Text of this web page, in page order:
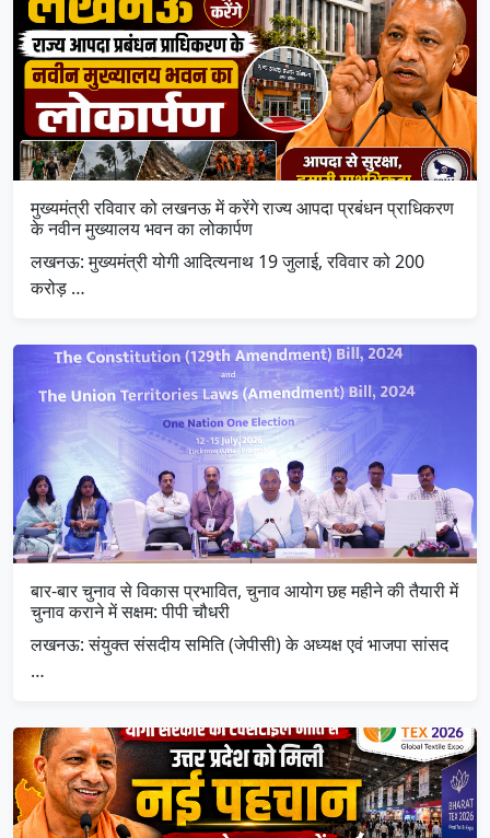
मुख्यमंत्री रविवार को लखनऊ में करेंगे राज्य आपदा प्रबंधन प्राधिकरण
के नवीन मुख्यालय भवन का लोकार्पण
लखनऊ: मुख्यमंत्री योगी आदित्यनाथ 19 जुलाई, रविवार को 200
करोड़ …
बार-बार चुनाव से विकास प्रभावित, चुनाव आयोग छह महीने की तैयारी में
चुनाव कराने में सक्षम: पीपी चौधरी
लखनऊ: संयुक्त संसदीय समिति (जेपीसी) के अध्यक्ष एवं भाजपा सांसद
…